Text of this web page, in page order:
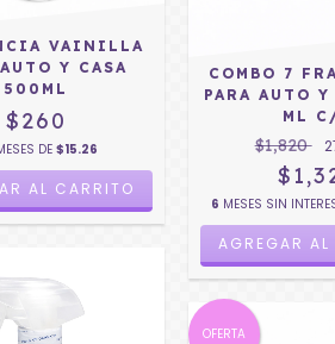
VAINILLA
Y CASA
500ML
$260
DE$15.26
COMBO 7
PARA AUTO
ML
$1,820
6 MESES SIN
OFERTA